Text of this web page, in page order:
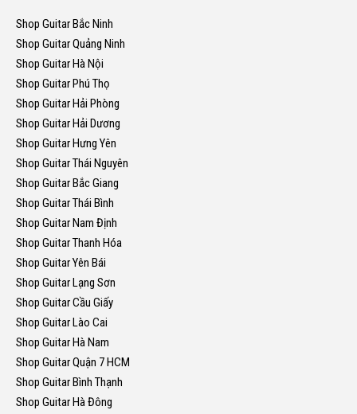
Shop Guitar Bắc Ninh
Shop Guitar Quảng Ninh
Shop Guitar Hà Nội
Shop Guitar Phú Thọ
Shop Guitar Hải Phòng
Shop Guitar Hải Dương
Shop Guitar Hưng Yên
Shop Guitar Thái Nguyên
Shop Guitar Bắc Giang
Shop Guitar Thái Bình
Shop Guitar Nam Định
Shop Guitar Thanh Hóa
Shop Guitar Yên Bái
Shop Guitar Lạng Sơn
Shop Guitar Cầu Giấy
Shop Guitar Lào Cai
Shop Guitar Hà Nam
Shop Guitar Quận 7 HCM
Shop Guitar Bình Thạnh
Shop Guitar Hà Đông